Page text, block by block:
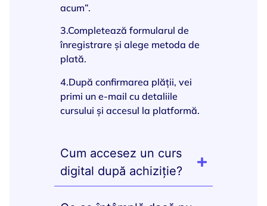
acum”.
3.Completează formularul de
înregistrare și alege metoda de
plată.
4.După confirmarea plății, vei
primi un e-mail cu detaliile
cursului și accesul la platformă.
Cum accesez un curs
digital după achiziție?